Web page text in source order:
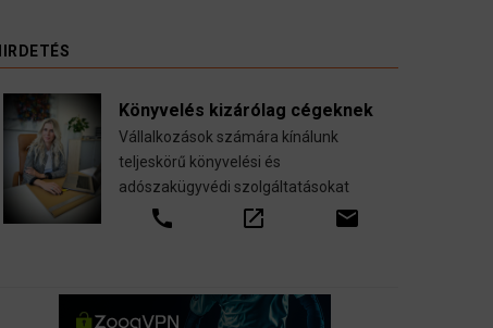
Könyvelés kizárólag cégeknek
Vállalkozások számára kínálunk
teljeskörű könyvelési és
adószakügyvédi szolgáltatásokat
call open_in_new email